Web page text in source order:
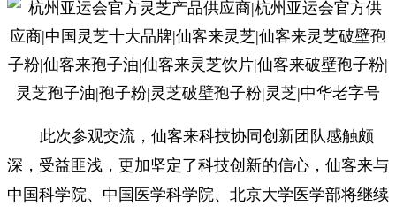
此次参观交流，仙客来科技协同创新团队感触颇
深，受益匪浅，更加坚定了科技创新的信心，仙客来与
中国科学院、中国医学科学院、北京大学医学部将继续